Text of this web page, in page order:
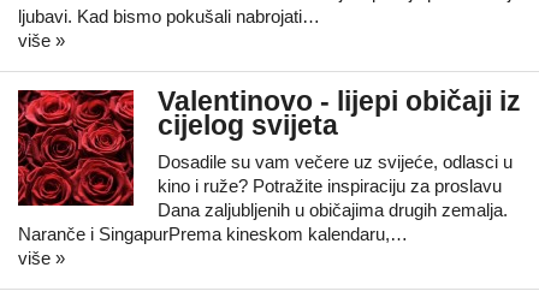
ljubavi. Kad bismo pokušali nabrojati…
više »
Valentinovo - lijepi običaji iz
cijelog svijeta
Dosadile su vam večere uz svijeće, odlasci u
kino i ruže? Potražite inspiraciju za proslavu
Dana zaljubljenih u običajima drugih zemalja.
Naranče i SingapurPrema kineskom kalendaru,…
više »